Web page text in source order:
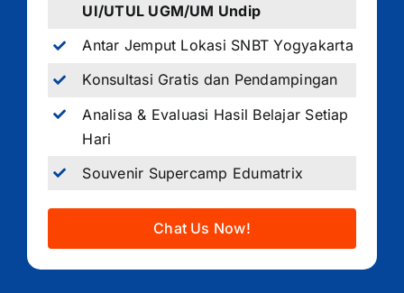
UI/UTUL UGM/UM Undip
Antar Jemput Lokasi SNBT Yogyakarta
Konsultasi Gratis dan Pendampingan
Analisa & Evaluasi Hasil Belajar Setiap
Hari
Souvenir Supercamp Edumatrix
Chat Us Now!